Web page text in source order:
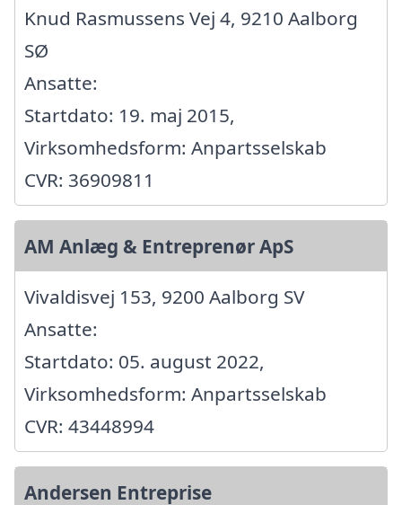
Knud Rasmussens Vej 4, 9210 Aalborg
SØ
Ansatte:
Startdato: 19. maj 2015,
Virksomhedsform: Anpartsselskab
CVR: 36909811
AM Anlæg & Entreprenør ApS
Vivaldisvej 153, 9200 Aalborg SV
Ansatte:
Startdato: 05. august 2022,
Virksomhedsform: Anpartsselskab
CVR: 43448994
Andersen Entreprise